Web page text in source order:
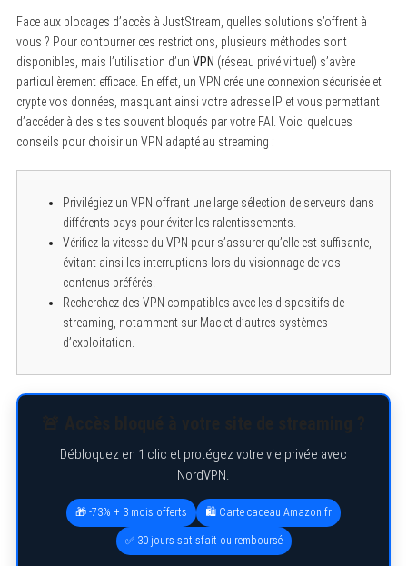
Face aux blocages d’accès à JustStream, quelles solutions s’offrent à
vous ? Pour contourner ces restrictions, plusieurs méthodes sont
disponibles, mais l’utilisation d’un VPN (réseau privé virtuel) s’avère
particulièrement efficace. En effet, un VPN crée une connexion sécurisée et
crypte vos données, masquant ainsi votre adresse IP et vous permettant
d’accéder à des sites souvent bloqués par votre FAI. Voici quelques
conseils pour choisir un VPN adapté au streaming :
Privilégiez un VPN offrant une large sélection de serveurs dans
différents pays pour éviter les ralentissements.
Vérifiez la vitesse du VPN pour s’assurer qu’elle est suffisante,
évitant ainsi les interruptions lors du visionnage de vos
contenus préférés.
Recherchez des VPN compatibles avec les dispositifs de
streaming, notamment sur Mac et d’autres systèmes
d’exploitation.
Débloquez en 1 clic et protégez votre vie privée avec
NordVPN.
🎁 -73% + 3 mois offerts 🛍️ Carte cadeau Amazon.fr
✅ 30 jours satisfait ou remboursé
S
a
c
h
: